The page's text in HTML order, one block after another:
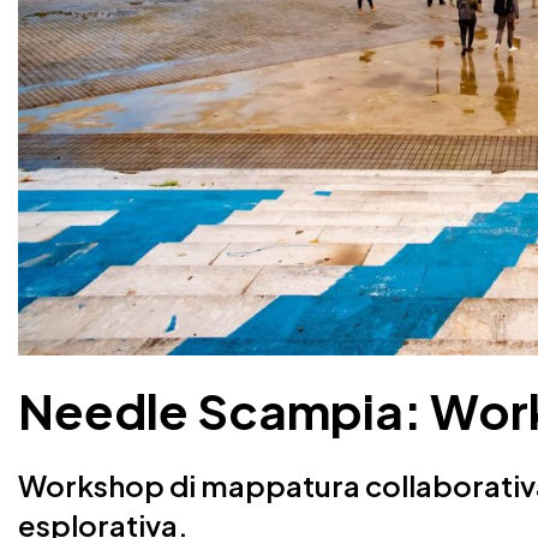
Needle Scampia:
Workshop di mappatura
esplorativa.